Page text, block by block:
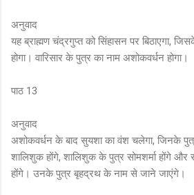
अनुवाद
यह ब्राह्मण चंद्रगुप्त को सिंहासन पर बिठाएगा,
होगा। वारिसार के पुत्र का नाम अशोकवर्धन होगा।
पाठ 13
अनुवाद
अशोकवर्धन के बाद सुयशा का वंश चलेगा, जिनके
शालिशुक होंगे, शालिशुक के पुत्र सोमशर्मा होंगे और
होंगे। उनके पुत्र बृहद्रथ के नाम से जाने जाएंगे।